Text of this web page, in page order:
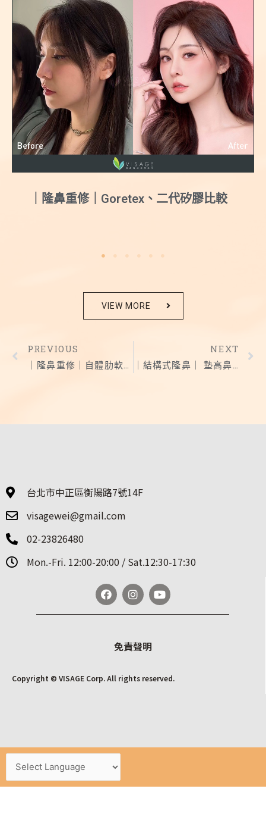
｜結構式隆鼻｜量身打造甜美媽生鼻
VIEW MORE
PREVIOUS
｜隆鼻重修｜自體肋軟骨重建鼻型美感
NEXT
｜結構式隆鼻｜ 墊高鼻樑 增加中臉立體度
Copyright © VISAGE Corp. All rights reserved.
免責聲明
台北市中正區衡陽路7號14F
visagewei@gmail.com
02-23826480
Mon.-Fri. 12:00-20:00 / Sat.12:30-17:30